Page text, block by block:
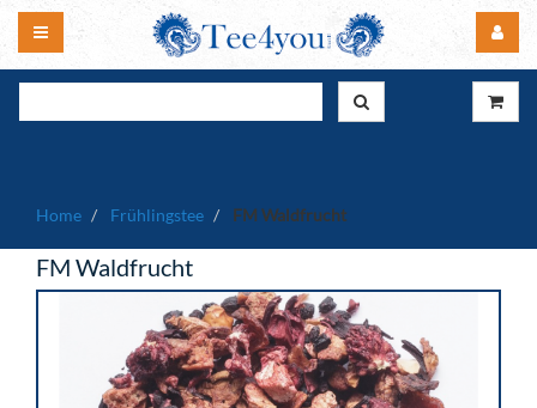
Home Frühlingstee FM Waldfrucht
FM Waldfrucht